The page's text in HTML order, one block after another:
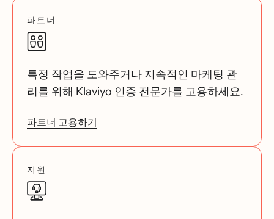
파트너
특정 작업을 도와주거나 지속적인 마케팅 관
리를 위해 Klaviyo 인증 전문가를 고용하세요.
파트너 고용하기
지원